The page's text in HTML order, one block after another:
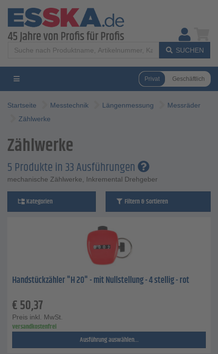
SUCHEN
Privat Geschäftlich
Startseite Messtechnik Längenmessung
Messräder
Zählwerke
Zählwerke
5 Produkte in 33 Ausführungen
mechanische Zählwerke, Inkremental Drehgeber
Kategorien Filtern & Sortieren
Handstückzähler "H 20" - mit Nullstellung - 4 stellig - rot
€50,37
Preis inkl. MwSt.
versandkostenfrei
Ausführung auswählen...